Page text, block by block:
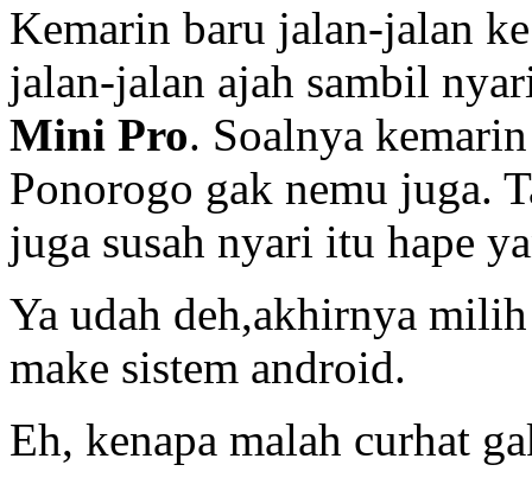
Kemarin baru jalan-jalan
jalan-jalan ajah sambil
Mini Pro. Soalnya
Ponorogo gak nemu juga.
juga susah nyari itu hape
Ya udah deh,akhirnya
make sistem android.
Eh, kenapa malah curhat